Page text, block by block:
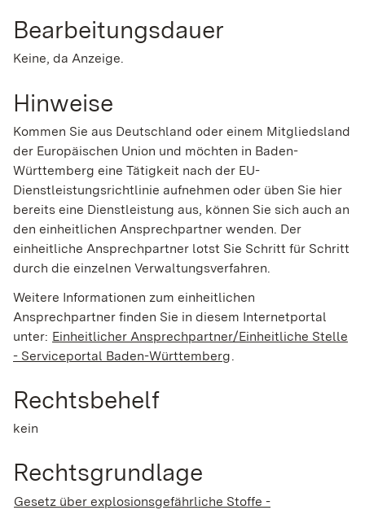
Bearbeitungsdauer
Keine, da Anzeige.
Hinweise
Kommen Sie aus Deutschland oder einem Mitgliedsland
der Europäischen Union und möchten in Baden-
Württemberg eine Tätigkeit nach der EU-
Dienstleistungsrichtlinie aufnehmen oder üben Sie hier
bereits eine Dienstleistung aus, können Sie sich auch an
den einheitlichen Ansprechpartner wenden. Der
einheitliche Ansprechpartner lotst Sie Schritt für Schritt
durch die einzelnen Verwaltungsverfahren.
Weitere Informationen zum einheitlichen
Ansprechpartner finden Sie in diesem Internetportal
unter: Einheitlicher Ansprechpartner/Einheitliche Stelle
- Serviceportal Baden-Württemberg
Rechtsbehelf
kein
Rechtsgrundlage
Gesetz über explosionsgefährliche Stoffe -